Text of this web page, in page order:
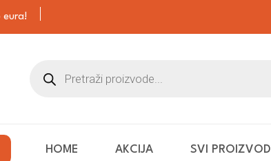
eura!
HOME AKCIJA SVI PROIZVODI